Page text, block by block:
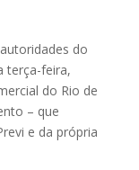
do
terça-feira,
do Rio de
– que
e da própria